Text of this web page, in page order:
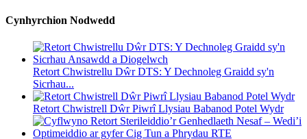
Cynhyrchion Nodwedd
Retort Chwistrellu Dŵr DTS: Y Dechnoleg Graidd sy'n
Sicrhau...
Retort Chwistrell Dŵr Piwrî Llysiau Babanod Potel Wydr